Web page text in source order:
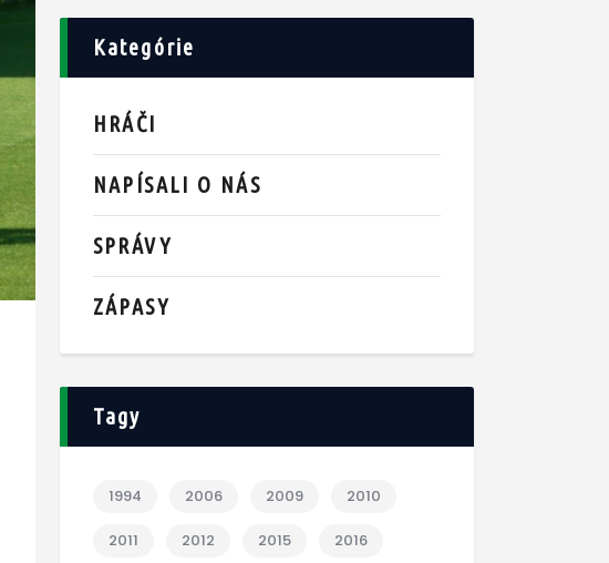
Kategórie
HRÁČI
NAPÍSALI O NÁS
SPRÁVY
ZÁPASY
Tagy
1994 2006 2009 2010
2011 2012 2015 2016